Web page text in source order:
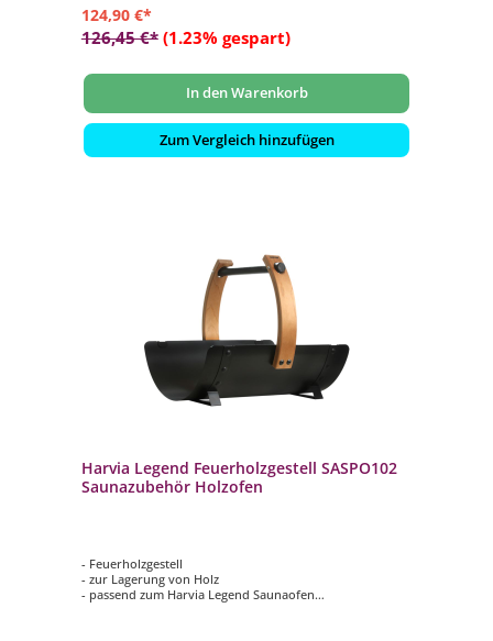
124,90 €*
126,45 €* (1.23% gespart)
In den Warenkorb
Zum Vergleich hinzufügen
Harvia Legend Feuerholzgestell SASPO102
Saunazubehör Holzofen
- Feuerholzgestell
- zur Lagerung von Holz
- passend zum Harvia Legend Saunaofen